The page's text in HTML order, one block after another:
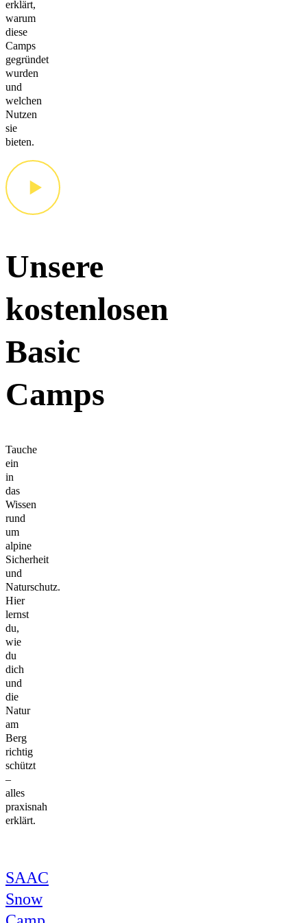
erklärt,
warum
diese
Camps
gegründet
wurden
und
welchen
Nutzen
sie
bieten.
Unsere
kostenlosen
Basic
Camps
Tauche
ein
in
das
Wissen
rund
um
alpine
Sicherheit
und
Naturschutz.
Hier
lernst
du,
wie
du
dich
und
die
Natur
am
Berg
richtig
schützt
–
alles
praxisnah
erklärt.
SAAC
Snow